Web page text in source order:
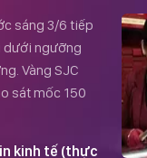
sáng 3/6 tiếp
dưới ngưỡng
Vàng SJC
sát mốc 150
kinh tế (thực